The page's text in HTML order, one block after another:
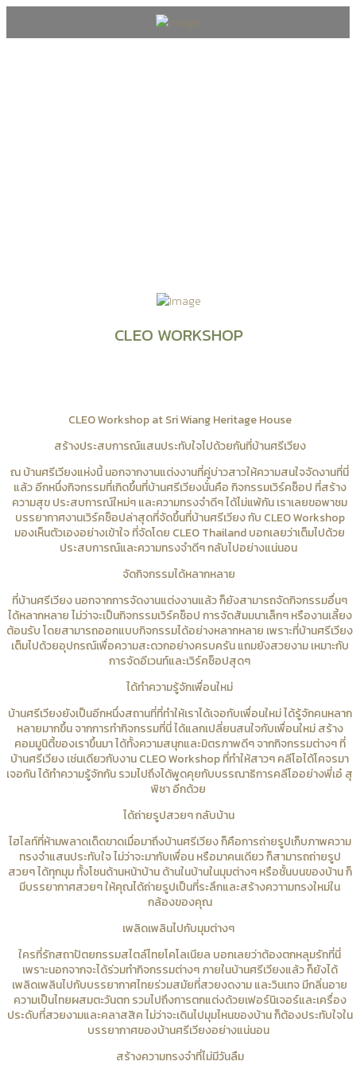
CLEO WORKSHOP
CLEO Workshop at Sri Wiang Heritage House
สร้างประสบการณ์แสนประทับใจไปด้วยกันที่บ้านศรีเวียง
ณ บ้านศรีเวียงแห่งนี้ นอกจากงานแต่งงานที่คู่บ่าวสาวให้ความสนใจจัดงานที่นี่
แล้ว อีกหนึ่งกิจกรรมที่เกิดขึ้นที่บ้านศรีเวียงนั่นคือ กิจกรรมเวิร์คช็อป ที่สร้าง
ความสุข ประสบการณ์ใหม่ๆ และความทรงจำดีๆ ได้ไม่แพ้กัน เราเลยขอพาชม
บรรยากาศงานเวิร์คช็อปล่าสุดที่จัดขึ้นที่บ้านศรีเวียง กับ CLEO Workshop
มองเห็นตัวเองอย่างเข้าใจ ที่จัดโดย CLEO Thailand บอกเลยว่าเต็มไปด้วย
ประสบการณ์และความทรงจำดีๆ กลับไปอย่างแน่นอน
จัดกิจกรรมได้หลากหลาย
ที่บ้านศรีเวียง นอกจากการจัดงานแต่งงานแล้ว ก็ยังสามารถจัดกิจกรรมอื่นๆ
ได้หลากหลาย ไม่ว่าจะเป็นกิจกรรมเวิร์คช็อป การจัดสัมมนาเล็กๆ หรืองานเลี้ยง
ต้อนรับ โดยสามารถออกแบบกิจกรรมได้อย่างหลากหลาย เพราะที่บ้านศรีเวียง
เต็มไปด้วยอุปกรณ์เพื่อความสะดวกอย่างครบครัน แถมยังสวยงาม เหมาะกับ
การจัดอีเวนท์และเวิร์คช็อปสุดๆ
ได้ทำความรู้จักเพื่อนใหม่
บ้านศรีเวียงยังเป็นอีกหนึ่งสถานที่ที่ทำให้เราได้เจอกับเพื่อนใหม่ ได้รู้จักคนหลาก
หลายมากขึ้น จากการทำกิจกรรมที่นี่ ได้แลกเปลี่ยนสนใจกับเพื่อนใหม่ สร้าง
คอมมูนิตี้ของเราขึ้นมา ได้ทั้งความสนุกและมิตรภาพดีๆ จากกิจกรรมต่างๆ ที่
บ้านศรีเวียง เช่นเดียวกับงาน CLEO Workshop ที่ทำให้สาวๆ คลีโอได้โคจรมา
เจอกัน ได้ทำความรู้จักกัน รวมไปถึงได้พูดคุยกับบรรณาธิการคลีโออย่างพี่เอ๋ สุ
พิชา อีกด้วย
ได้ถ่ายรูปสวยๆ กลับบ้าน
ไฮไลท์ที่ห้ามพลาดเด็ดขาดเมื่อมาถึงบ้านศรีเวียง ก็คือการถ่ายรูปเก็บภาพความ
ทรงจำแสนประทับใจ ไม่ว่าจะมากับเพื่อน หรือมาคนเดียว ก็สามารถถ่ายรูป
สวยๆ ได้ทุกมุม ทั้งโซนด้านหน้าบ้าน ด้านในบ้านในมุมต่างๆ หรือชั้นบนของบ้าน ก็
มีบรรยากาศสวยๆ ให้คุณได้ถ่ายรูปเป็นที่ระลึกและสร้างควาามทรงใหม่ใน
กล้องของคุณ
เพลิดเพลินไปกับมุมต่างๆ
ใครที่รักสถาปัตยกรรมสไตล์ไทยโคโลเนียล บอกเลยว่าต้องตกหลุมรักที่นี่
เพราะนอกจากจะได้ร่วมทำกิจกรรมต่างๆ ภายในบ้านศรีเวียงแล้ว ก็ยังได้
เพลิดเพลินไปกับบรรยากาศไทยร่วมสมัยที่สวยงดงาม และวินเทจ มีกลิ่นอาย
ความเป็นไทยผสมตะวันตก รวมไปถึงการตกแต่งด้วยเฟอร์นิเจอร์และเครื่อง
ประดับที่สวยงามและคลาสสิค ไม่ว่าจะเดินไปมุมไหนของบ้าน ก็ต้องประทับใจใน
บรรยากาศของบ้านศรีเวียงอย่างแน่นอน
สร้างความทรงจำที่ไม่มีวันลืม